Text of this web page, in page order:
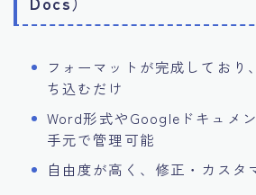
フォーマットが完成しており
ち込むだけ
Word形式やGoogleドキュメ
手元で管理可能
自由度が高く、修正・カスタ